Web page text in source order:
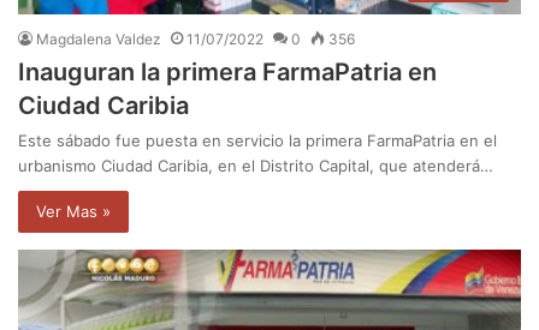
Magdalena Valdez 11/07/2022 0 356
Inauguran la primera FarmaPatria en
Ciudad Caribia
Este sábado fue puesta en servicio la primera FarmaPatria en el
urbanismo Ciudad Caribia, en el Distrito Capital, que atenderá…
Ver Mas »